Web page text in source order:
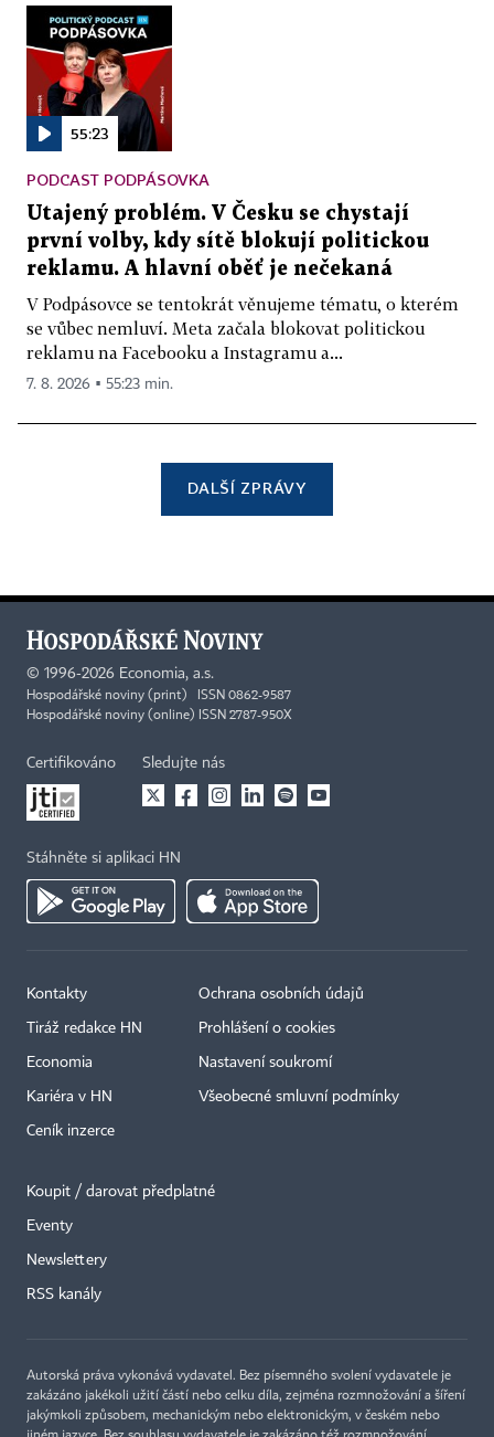
55:23
PODCAST PODPÁSOVKA
Utajený problém. V Česku se chystají
první volby, kdy sítě blokují politickou
reklamu. A hlavní oběť je nečekaná
V Podpásovce se tentokrát věnujeme tématu, o kterém
se vůbec nemluví. Meta začala blokovat politickou
reklamu na Facebooku a Instagramu a...
7. 8. 2026 ▪ 55:23 min.
DALŠÍ ZPRÁVY
© 1996-2026 Economia, a.s.
Hospodářské noviny (print) ISSN 0862-9587
Hospodářské noviny (online) ISSN 2787-950X
Certifikováno Sledujte nás
Stáhněte si aplikaci HN
Kontakty
Tiráž redakce HN
Economia
Kariéra v HN
Ceník inzerce
Ochrana osobních údajů
Prohlášení o cookies
Nastavení soukromí
Všeobecné smluvní podmínky
Koupit / darovat předplatné
Eventy
Newslettery
RSS kanály
Autorská práva vykonává vydavatel. Bez písemného svolení vydavatele je
zakázáno jakékoli užití částí nebo celku díla, zejména rozmnožování a šíření
jakýmkoli způsobem, mechanickým nebo elektronickým, v českém nebo